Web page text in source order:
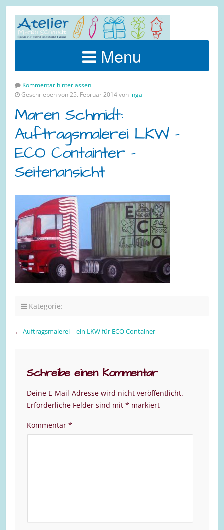
Menu
Kommentar hinterlassen
Geschrieben von 25. Februar 2014 von inga
Maren Schmidt:
Auftragsmalerei LKW –
ECO Containter –
Seitenansicht
Kategorie:
← Auftragsmalerei – ein LKW für ECO Container
Schreibe einen Kommentar
Deine E-Mail-Adresse wird nicht veröffentlicht.
Erforderliche Felder sind mit * markiert
Kommentar *